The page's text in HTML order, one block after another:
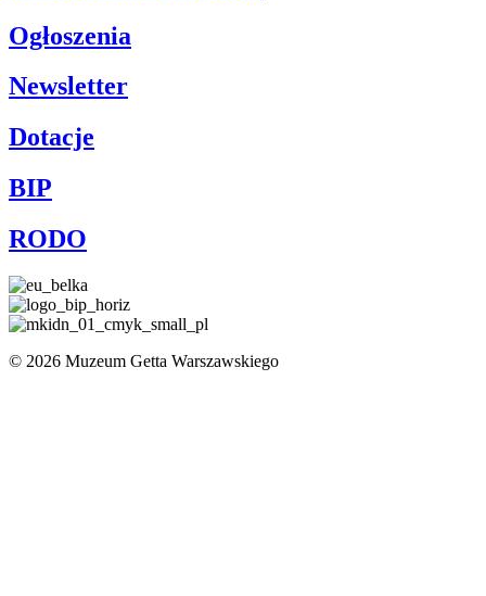
Ogłoszenia
Newsletter
Dotacje
BIP
RODO
© 2026 Muzeum Getta Warszawskiego